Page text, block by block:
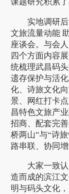
实地调研
文旅流量动能
座谈会。与会
四个方面内容
统梳理武昌码
遗存保护与活
化、诗旅文化
景、网红打卡
昌特色文旅产
招商、配套完
桥两山”与“诗
路串联、协同增
大家一致
造而成的滨江
明与码头文化